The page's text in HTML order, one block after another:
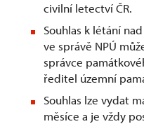
civilní letectví ČR.
Souhlas k létání
ve správě NPÚ
správce
ředitel územní
Souhlas lze vydat
měsíce a je vždy